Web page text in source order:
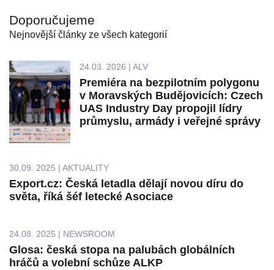
Doporučujeme
Nejnovější články ze všech kategorií
24.03. 2026 | ALV
Premiéra na bezpilotním polygonu
v Moravských Budějovicích: Czech
UAS Industry Day propojil lídry
průmyslu, armády i veřejné správy
30.09. 2025 | AKTUALITY
Export.cz: Česká letadla dělají novou díru do
světa, říká šéf letecké Asociace
24.08. 2025 | NEWSROOM
Glosa: česká stopa na palubách globálních
hráčů a volební schůze ALKP